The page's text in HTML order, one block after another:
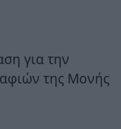
για την
της Μονής